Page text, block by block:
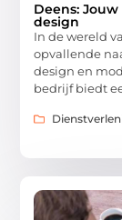
Deens:
design
In de wereld
opvallende
design en
bedrijf biedt